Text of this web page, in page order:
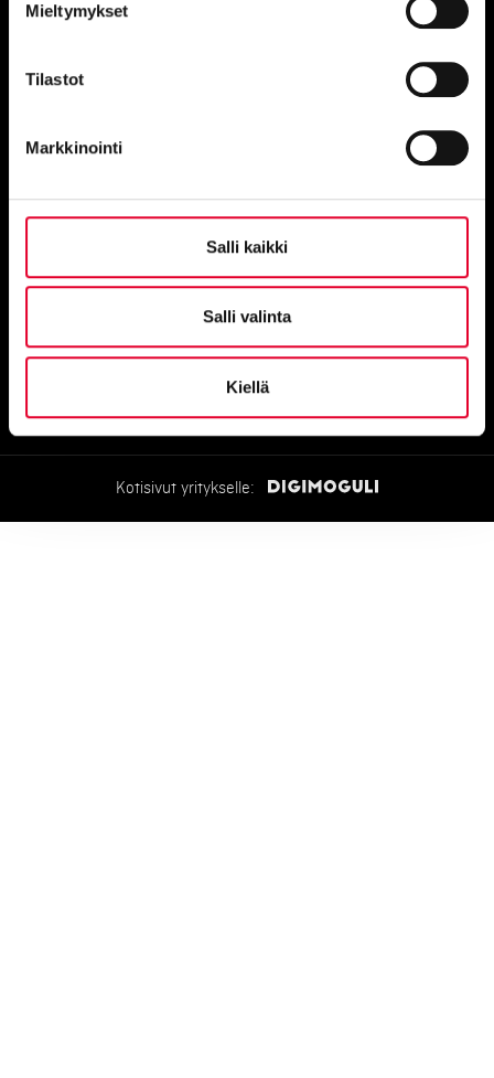
Mieltymykset
Tilastot
Markkinointi
Salli kaikki
Salli valinta
Kiellä
Copyright © 2026 Kaskipuu Oy
Tietosuojaseloste
Toimitus- ja peruutusehdot
Kotisivut yritykselle: